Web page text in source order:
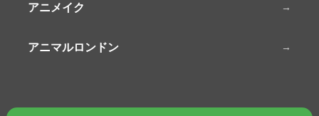
アニメイク
アニマルロンドン